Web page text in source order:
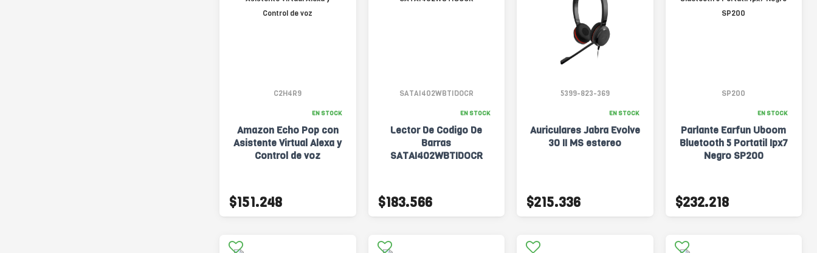
C2H4R9
EN STOCK
Amazon Echo Pop con
Asistente Virtual Alexa y
Control de voz
$151.248
SATAI402WBTIDOCR
EN STOCK
Lector De Codigo De
Barras
SATAI402WBTIDOCR
$183.566
5399-823-369
EN STOCK
Auriculares Jabra Evolve
30 II MS estereo
$215.336
SP200
EN STOCK
Parlante Earfun Uboom
Bluetooth 5 Portatil Ipx7
Negro SP200
$232.218